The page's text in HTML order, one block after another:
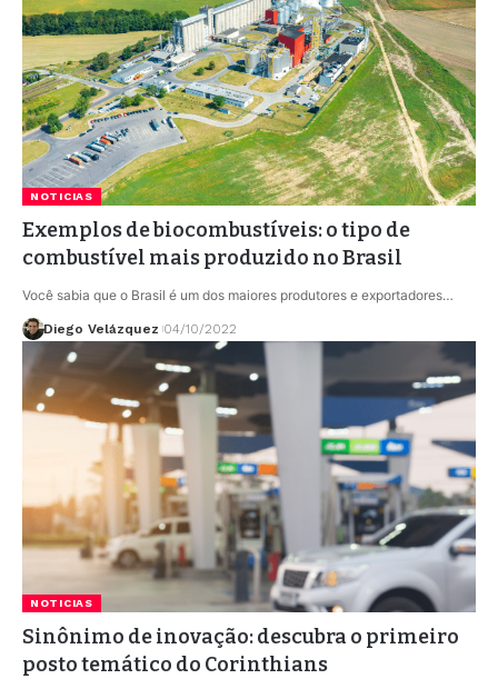
NOTICIAS
Exemplos de biocombustíveis: o tipo de
combustível mais produzido no Brasil
Você sabia que o Brasil é um dos maiores produtores e exportadores…
Diego Velázquez 04/10/2022
NOTICIAS
Sinônimo de inovação: descubra o primeiro
posto temático do Corinthians